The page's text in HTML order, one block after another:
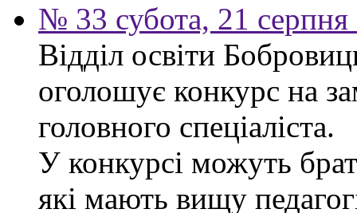
№ 33 субота, 21
Відділ освіти
оголошує конкурс на
головного спеціаліста.
У конкурсі можуть
які мають вищу